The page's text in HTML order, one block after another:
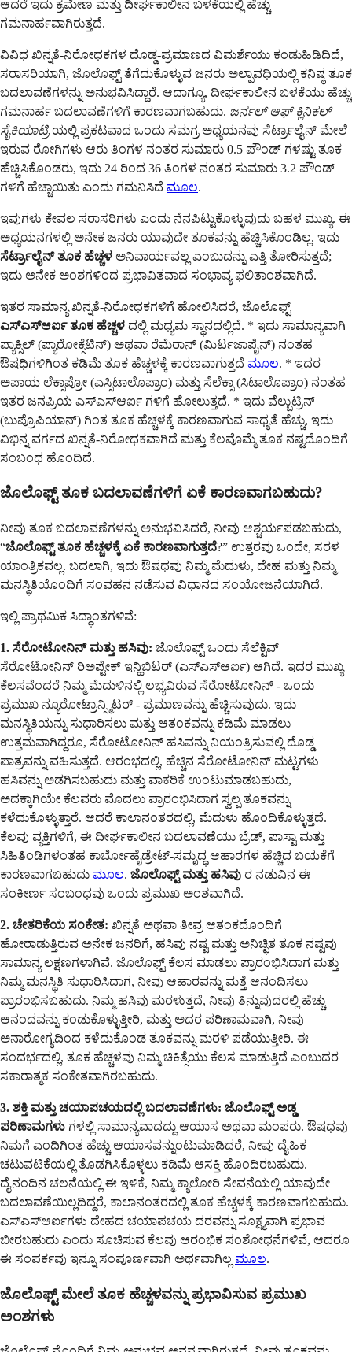
ಆದರೆ ಇದು ಕ್ರಮೇಣ ಮತ್ತು ದೀರ್ಘಕಾಲೀನ ಬಳಕೆಯಲ್ಲಿ ಹೆಚ್ಚು
ಗಮನಾರ್ಹವಾಗಿರುತ್ತದೆ.
ವಿವಿಧ ಖಿನ್ನತೆ-ನಿರೋಧಕಗಳ ದೊಡ್ಡ-ಪ್ರಮಾಣದ ವಿಮರ್ಶೆಯು ಕಂಡುಹಿಡಿದಿದೆ,
ಸರಾಸರಿಯಾಗಿ, ಜೊಲೊಫ್ಟ್ ತೆಗೆದುಕೊಳ್ಳುವ ಜನರು ಅಲ್ಪಾವಧಿಯಲ್ಲಿ ಕನಿಷ್ಠ ತೂಕ
ಬದಲಾವಣೆಗಳನ್ನು ಅನುಭವಿಸಿದ್ದಾರೆ. ಆದಾಗ್ಯೂ, ದೀರ್ಘಕಾಲೀನ ಬಳಕೆಯು ಹೆಚ್ಚು
ಗಮನಾರ್ಹ ಬದಲಾವಣೆಗಳಿಗೆ ಕಾರಣವಾಗಬಹುದು. ಜರ್ನಲ್ ಆಫ್ ಕ್ಲಿನಿಕಲ್
ಸೈಕಿಯಾಟ್ರಿಯಲ್ಲಿ ಪ್ರಕಟವಾದ ಒಂದು ಸಮಗ್ರ ಅಧ್ಯಯನವು ಸೆರ್ಟ್ರಾಲೈನ್ ಮೇಲೆ
ಇರುವ ರೋಗಿಗಳು ಆರು ತಿಂಗಳ ನಂತರ ಸುಮಾರು 0.5 ಪೌಂಡ್ ಗಳಷ್ಟು ತೂಕ
ಹೆಚ್ಚಿಸಿಕೊಂಡರು, ಇದು 24 ರಿಂದ 36 ತಿಂಗಳ ನಂತರ ಸುಮಾರು 3.2 ಪೌಂಡ್
ಗಳಿಗೆ ಹೆಚ್ಚಾಯಿತು ಎಂದು ಗಮನಿಸಿದೆ ಮೂಲ.
ಇವುಗಳು ಕೇವಲ ಸರಾಸರಿಗಳು ಎಂದು ನೆನಪಿಟ್ಟುಕೊಳ್ಳುವುದು ಬಹಳ ಮುಖ್ಯ. ಈ
ಅಧ್ಯಯನಗಳಲ್ಲಿ ಅನೇಕ ಜನರು ಯಾವುದೇ ತೂಕವನ್ನು ಹೆಚ್ಚಿಸಿಕೊಂಡಿಲ್ಲ. ಇದು
ಸೆರ್ಟ್ರಾಲೈನ್ ತೂಕ ಹೆಚ್ಚಳ ಅನಿವಾರ್ಯವಲ್ಲ ಎಂಬುದನ್ನು ಎತ್ತಿ ತೋರಿಸುತ್ತದೆ;
ಇದು ಅನೇಕ ಅಂಶಗಳಿಂದ ಪ್ರಭಾವಿತವಾದ ಸಂಭಾವ್ಯ ಫಲಿತಾಂಶವಾಗಿದೆ.
ಇತರ ಸಾಮಾನ್ಯ ಖಿನ್ನತೆ-ನಿರೋಧಕಗಳಿಗೆ ಹೋಲಿಸಿದರೆ, ಜೊಲೊಫ್ಟ್
ಎಸ್ಎಸ್ಆರ್ಐ ತೂಕ ಹೆಚ್ಚಳ ದಲ್ಲಿ ಮಧ್ಯಮ ಸ್ಥಾನದಲ್ಲಿದೆ. * ಇದು ಸಾಮಾನ್ಯವಾಗಿ
ಪ್ಯಾಕ್ಸಿಲ್ (ಪ್ಯಾರೋಕ್ಸೆಟಿನ್) ಅಥವಾ ರೆಮೆರಾನ್ (ಮಿರ್ಟಜಾಪೈನ್) ನಂತಹ
ಔಷಧಿಗಳಿಗಿಂತ ಕಡಿಮೆ ತೂಕ ಹೆಚ್ಚಳಕ್ಕೆ ಕಾರಣವಾಗುತ್ತದೆ ಮೂಲ. * ಇದರ
ಅಪಾಯ ಲೆಕ್ಸಾಪ್ರೋ (ಎಸ್ಸಿಟಾಲೊಪ್ರಾಂ) ಮತ್ತು ಸೆಲೆಕ್ಸಾ (ಸಿಟಾಲೊಪ್ರಾಂ) ನಂತಹ
ಇತರ ಜನಪ್ರಿಯ ಎಸ್ಎಸ್ಆರ್ಐ ಗಳಿಗೆ ಹೋಲುತ್ತದೆ. * ಇದು ವೆಲ್ಬುಟ್ರಿನ್
(ಬುಪ್ರೊಪಿಯಾನ್) ಗಿಂತ ತೂಕ ಹೆಚ್ಚಳಕ್ಕೆ ಕಾರಣವಾಗುವ ಸಾಧ್ಯತೆ ಹೆಚ್ಚು, ಇದು
ವಿಭಿನ್ನ ವರ್ಗದ ಖಿನ್ನತೆ-ನಿರೋಧಕವಾಗಿದೆ ಮತ್ತು ಕೆಲವೊಮ್ಮೆ ತೂಕ ನಷ್ಟದೊಂದಿಗೆ
ಸಂಬಂಧ ಹೊಂದಿದೆ.
ಜೊಲೊಫ್ಟ್ ತೂಕ ಬದಲಾವಣೆಗಳಿಗೆ ಏಕೆ ಕಾರಣವಾಗಬಹುದು?
ನೀವು ತೂಕ ಬದಲಾವಣೆಗಳನ್ನು ಅನುಭವಿಸಿದರೆ, ನೀವು ಆಶ್ಚರ್ಯಪಡಬಹುದು,
“ಜೊಲೊಫ್ಟ್ ತೂಕ ಹೆಚ್ಚಳಕ್ಕೆ ಏಕೆ ಕಾರಣವಾಗುತ್ತದೆ?” ಉತ್ತರವು ಒಂದೇ, ಸರಳ
ಯಾಂತ್ರಿಕವಲ್ಲ. ಬದಲಾಗಿ, ಇದು ಔಷಧವು ನಿಮ್ಮ ಮೆದುಳು, ದೇಹ ಮತ್ತು ನಿಮ್ಮ
ಮನಸ್ಥಿತಿಯೊಂದಿಗೆ ಸಂವಹನ ನಡೆಸುವ ವಿಧಾನದ ಸಂಯೋಜನೆಯಾಗಿದೆ.
ಇಲ್ಲಿ ಪ್ರಾಥಮಿಕ ಸಿದ್ಧಾಂತಗಳಿವೆ:
1. ಸೆರೋಟೋನಿನ್ ಮತ್ತು ಹಸಿವು: ಜೊಲೊಫ್ಟ್ ಒಂದು ಸೆಲೆಕ್ಟಿವ್
ಸೆರೋಟೋನಿನ್ ರಿಅಪ್ಟೇಕ್ ಇನ್ಹಿಬಿಟರ್ (ಎಸ್ಎಸ್ಆರ್ಐ) ಆಗಿದೆ. ಇದರ ಮುಖ್ಯ
ಕೆಲಸವೆಂದರೆ ನಿಮ್ಮ ಮೆದುಳಿನಲ್ಲಿ ಲಭ್ಯವಿರುವ ಸೆರೋಟೋನಿನ್ - ಒಂದು
ಪ್ರಮುಖ ನ್ಯೂರೋಟ್ರಾನ್ಸ್ಮಿಟರ್ - ಪ್ರಮಾಣವನ್ನು ಹೆಚ್ಚಿಸುವುದು. ಇದು
ಮನಸ್ಥಿತಿಯನ್ನು ಸುಧಾರಿಸಲು ಮತ್ತು ಆತಂಕವನ್ನು ಕಡಿಮೆ ಮಾಡಲು
ಉತ್ತಮವಾಗಿದ್ದರೂ, ಸೆರೋಟೋನಿನ್ ಹಸಿವನ್ನು ನಿಯಂತ್ರಿಸುವಲ್ಲಿ ದೊಡ್ಡ
ಪಾತ್ರವನ್ನು ವಹಿಸುತ್ತದೆ. ಆರಂಭದಲ್ಲಿ, ಹೆಚ್ಚಿನ ಸೆರೋಟೋನಿನ್ ಮಟ್ಟಗಳು
ಹಸಿವನ್ನು ಅಡಗಿಸಬಹುದು ಮತ್ತು ವಾಕರಿಕೆ ಉಂಟುಮಾಡಬಹುದು,
ಅದಕ್ಕಾಗಿಯೇ ಕೆಲವರು ಮೊದಲು ಪ್ರಾರಂಭಿಸಿದಾಗ ಸ್ವಲ್ಪ ತೂಕವನ್ನು
ಕಳೆದುಕೊಳ್ಳುತ್ತಾರೆ. ಆದರೆ ಕಾಲಾನಂತರದಲ್ಲಿ, ಮೆದುಳು ಹೊಂದಿಕೊಳ್ಳುತ್ತದೆ.
ಕೆಲವು ವ್ಯಕ್ತಿಗಳಿಗೆ, ಈ ದೀರ್ಘಕಾಲೀನ ಬದಲಾವಣೆಯು ಬ್ರೆಡ್, ಪಾಸ್ಟಾ ಮತ್ತು
ಸಿಹಿತಿಂಡಿಗಳಂತಹ ಕಾರ್ಬೋಹೈಡ್ರೇಟ್-ಸಮೃದ್ಧ ಆಹಾರಗಳ ಹೆಚ್ಚಿದ ಬಯಕೆಗೆ
ಕಾರಣವಾಗಬಹುದು ಮೂಲ. ಜೊಲೊಫ್ಟ್ ಮತ್ತು ಹಸಿವು ರ ನಡುವಿನ ಈ
ಸಂಕೀರ್ಣ ಸಂಬಂಧವು ಒಂದು ಪ್ರಮುಖ ಅಂಶವಾಗಿದೆ.
2. ಚೇತರಿಕೆಯ ಸಂಕೇತ: ಖಿನ್ನತೆ ಅಥವಾ ತೀವ್ರ ಆತಂಕದೊಂದಿಗೆ
ಹೋರಾಡುತ್ತಿರುವ ಅನೇಕ ಜನರಿಗೆ, ಹಸಿವು ನಷ್ಟ ಮತ್ತು ಅನಿಚ್ಛಿತ ತೂಕ ನಷ್ಟವು
ಸಾಮಾನ್ಯ ಲಕ್ಷಣಗಳಾಗಿವೆ. ಜೊಲೊಫ್ಟ್ ಕೆಲಸ ಮಾಡಲು ಪ್ರಾರಂಭಿಸಿದಾಗ ಮತ್ತು
ನಿಮ್ಮ ಮನಸ್ಥಿತಿ ಸುಧಾರಿಸಿದಾಗ, ನೀವು ಆಹಾರವನ್ನು ಮತ್ತೆ ಆನಂದಿಸಲು
ಪ್ರಾರಂಭಿಸಬಹುದು. ನಿಮ್ಮ ಹಸಿವು ಮರಳುತ್ತದೆ, ನೀವು ತಿನ್ನುವುದರಲ್ಲಿ ಹೆಚ್ಚು
ಆನಂದವನ್ನು ಕಂಡುಕೊಳ್ಳುತ್ತೀರಿ, ಮತ್ತು ಅದರ ಪರಿಣಾಮವಾಗಿ, ನೀವು
ಅನಾರೋಗ್ಯದಿಂದ ಕಳೆದುಕೊಂಡ ತೂಕವನ್ನು ಮರಳಿ ಪಡೆಯುತ್ತೀರಿ. ಈ
ಸಂದರ್ಭದಲ್ಲಿ, ತೂಕ ಹೆಚ್ಚಳವು ನಿಮ್ಮ ಚಿಕಿತ್ಸೆಯು ಕೆಲಸ ಮಾಡುತ್ತಿದೆ ಎಂಬುದರ
ಸಕಾರಾತ್ಮಕ ಸಂಕೇತವಾಗಿರಬಹುದು.
3. ಶಕ್ತಿ ಮತ್ತು ಚಯಾಪಚಯದಲ್ಲಿ ಬದಲಾವಣೆಗಳು: ಜೊಲೊಫ್ಟ್ ಅಡ್ಡ
ಪರಿಣಾಮಗಳು ಗಳಲ್ಲಿ ಸಾಮಾನ್ಯವಾದದ್ದು ಆಯಾಸ ಅಥವಾ ಮಂಪರು. ಔಷಧವು
ನಿಮಗೆ ಎಂದಿಗಿಂತ ಹೆಚ್ಚು ಆಯಾಸವನ್ನುಂಟುಮಾಡಿದರೆ, ನೀವು ದೈಹಿಕ
ಚಟುವಟಿಕೆಯಲ್ಲಿ ತೊಡಗಿಸಿಕೊಳ್ಳಲು ಕಡಿಮೆ ಆಸಕ್ತಿ ಹೊಂದಿರಬಹುದು.
ದೈನಂದಿನ ಚಲನೆಯಲ್ಲಿ ಈ ಇಳಿಕೆ, ನಿಮ್ಮ ಕ್ಯಾಲೋರಿ ಸೇವನೆಯಲ್ಲಿ ಯಾವುದೇ
ಬದಲಾವಣೆಯಿಲ್ಲದಿದ್ದರೆ, ಕಾಲಾನಂತರದಲ್ಲಿ ತೂಕ ಹೆಚ್ಚಳಕ್ಕೆ ಕಾರಣವಾಗಬಹುದು.
ಎಸ್ಎಸ್ಆರ್ಐಗಳು ದೇಹದ ಚಯಾಪಚಯ ದರವನ್ನು ಸೂಕ್ಷ್ಮವಾಗಿ ಪ್ರಭಾವ
ಬೀರಬಹುದು ಎಂದು ಸೂಚಿಸುವ ಕೆಲವು ಆರಂಭಿಕ ಸಂಶೋಧನೆಗಳಿವೆ, ಆದರೂ
ಈ ಸಂಪರ್ಕವು ಇನ್ನೂ ಸಂಪೂರ್ಣವಾಗಿ ಅರ್ಥವಾಗಿಲ್ಲ ಮೂಲ.
ಜೊಲೊಫ್ಟ್ ಮೇಲೆ ತೂಕ ಹೆಚ್ಚಳವನ್ನು ಪ್ರಭಾವಿಸುವ ಪ್ರಮುಖ
ಅಂಶಗಳು